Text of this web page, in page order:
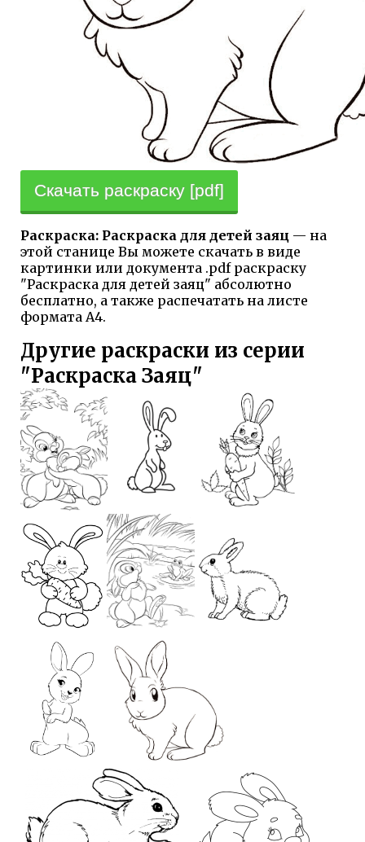
Скачать раскраску [pdf]
Раскраска: Раскраска для детей заяц — на
этой станице Вы можете скачать в виде
картинки или документа .pdf раскраску
"Раскраска для детей заяц" абсолютно
бесплатно, а также распечатать на листе
формата А4.
Другие раскраски из серии
"Раскраска Заяц"